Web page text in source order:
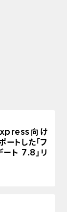
向け
トした「フ
ート 7.8」リ